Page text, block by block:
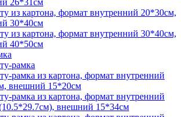
26*31см
из картона, формат внутренний 20*30см,
30*40см
из картона, формат внутренний 30*40см,
40*50см
рамка
рамка из картона, формат внутренний
внешний 15*20см
рамка из картона, формат внутренний
внешний 15*34см